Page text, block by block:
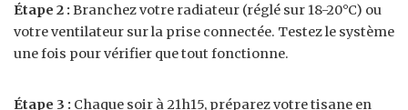
Étape 2 : Branchez votre radiateur (réglé sur 18-20°C) ou
votre ventilateur sur la prise connectée. Testez le système
une fois pour vérifier que tout fonctionne.
Étape 3 : Chaque soir à 21h15, préparez votre tisane en